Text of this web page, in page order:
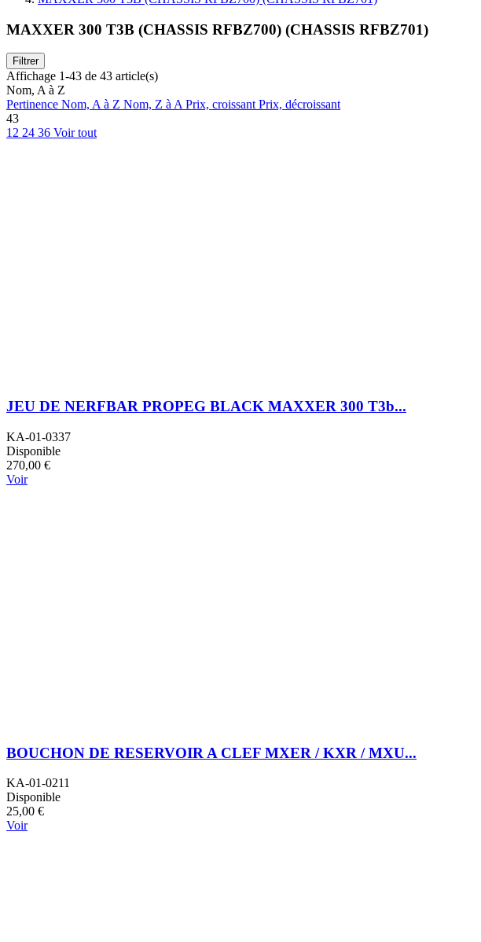
MAXXER 300 T3B (CHASSIS RFBZ700) (CHASSIS RFBZ701)
Filtrer
Affichage 1-43 de 43 article(s)
Nom, A à Z
Pertinence Nom, A à Z Nom, Z à APrix, croissantPrix, décroissant
43
12 24 36 Voir tout
JEU DE NERFBAR PROPEG BLACK MAXXER 300 T3b...
KA-01-0337
Disponible
270,00 €
Voir
BOUCHON DE RESERVOIR A CLEF MXER / KXR / MXU...
KA-01-0211
Disponible
25,00 €
Voir